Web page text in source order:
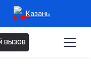
Казань
ВЫЗОВ